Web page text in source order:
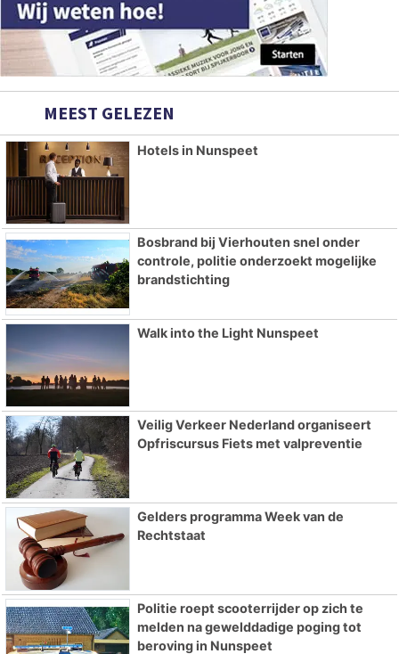
MEEST GELEZEN
Hotels in Nunspeet
Bosbrand bij Vierhouten snel onder
controle, politie onderzoekt mogelijke
brandstichting
Walk into the Light Nunspeet
Veilig Verkeer Nederland organiseert
Opfriscursus Fiets met valpreventie
Gelders programma Week van de
Rechtstaat
Politie roept scooterrijder op zich te
melden na gewelddadige poging tot
beroving in Nunspeet